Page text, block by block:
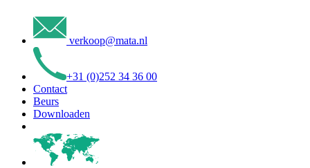
verkoop@mata.nl
+31 (0)252 34 36 00
Contact
Beurs
Downloaden